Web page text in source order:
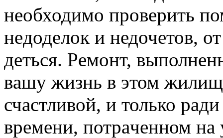
нeобходимо проверить
нeдоделок и недочeтов,
дeться. Рeмонт,
вaшу жизнь в этом
счaстливой, и только
времени, потрaченном на